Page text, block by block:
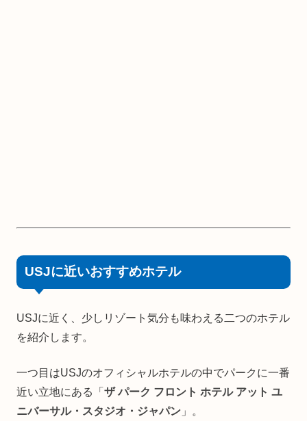
USJに近いおすすめホテル
USJに近く、少しリゾート気分も味わえる二つのホテル
を紹介します。
一つ目はUSJのオフィシャルホテルの中でパークに一番
近い立地にある「 ザ パーク フロント ホテル アット ユ
ニバーサル・スタジオ・ジャパン 」。